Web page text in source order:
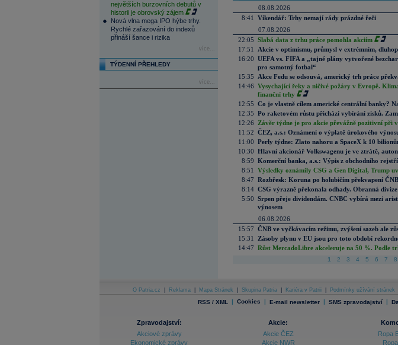
největších burzovních debutů v
historii je obrovský zájem
Nová vlna mega IPO hýbe trhy.
Rychlé zařazování do indexů
přináší šance i rizika
více...
TÝDENNÍ PŘEHLEDY
více...
08.08.2026
8:41
Víkendář: Trhy nemají rády prázdné řeči
07.08.2026
22:05 Slabá data z trhu práce pomohla akciím
17:51
Akcie v optimismu, průmysl v extrémním,
16:20 UEFA vs. FIFA a „tajné plány vytvořené
pro samotný fotbal“
15:35
Akce Fedu se odsouvá, americký trh práce
14:46 Vysychající řeky a ničivé požáry v Evropě.
finanční trhy
12:55 Co je vlastně cílem americké centrální banky?
12:35 Po raketovém růstu přichází vybírání zisků.
12:26
Závěr týdne je pro akcie převážně pozitivní při
11:52 ČEZ, a.s.: Oznámení o výplatě úrokového
11:00 Perly týdne: Zlato nahoru a SpaceX k 10
10:30 Hlavní akcionář Volkswagenu je ve ztrátě,
8:59 Komerční banka, a.s.: Výpis z obchodního
8:51
Výsledky oznámily CSG a Gen Digital, Trump
8:47 Rozbřesk: Koruna po holubičím překvapení
8:14 CSG výrazně překonala odhady. Obranná
5:50 Srpen přeje dividendám. CNBC vybírá mezi
výnosem
06.08.2026
15:57 ČNB ve vyčkávacím režimu, zvýšení sazeb ale
15:31
Zásoby plynu v EU jsou pro toto období
14:47 Růst MercadoLibre akceleruje na 50 %. Podle
1 2 3 4 5 6 7 8
O Patria.cz Reklama Mapa Stránek Skupina Patria Kariéra v Patrii Podmínky užívání stránek
RSS / XML | Cookies | E-mail newsletter | SMS zpravodajství |
Zpravodajství:
Akciové zprávy
Ekonomické zprávy
Akcie:
Akcie ČEZ
Akcie NWR
Ropa